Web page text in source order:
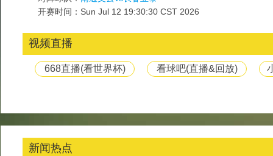
开赛时间：Sun Jul 12 19:30:30 CST 2026
视频直播
668直播(看世界杯) 看球吧(直播&回放)
新闻热点